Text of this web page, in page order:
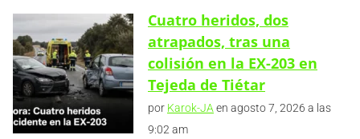
Cuatro heridos, dos
atrapados, tras una
colisión en la EX-203 en
Tejeda de Tiétar
por Karok-JA en agosto 7, 2026 a las
9:02 am